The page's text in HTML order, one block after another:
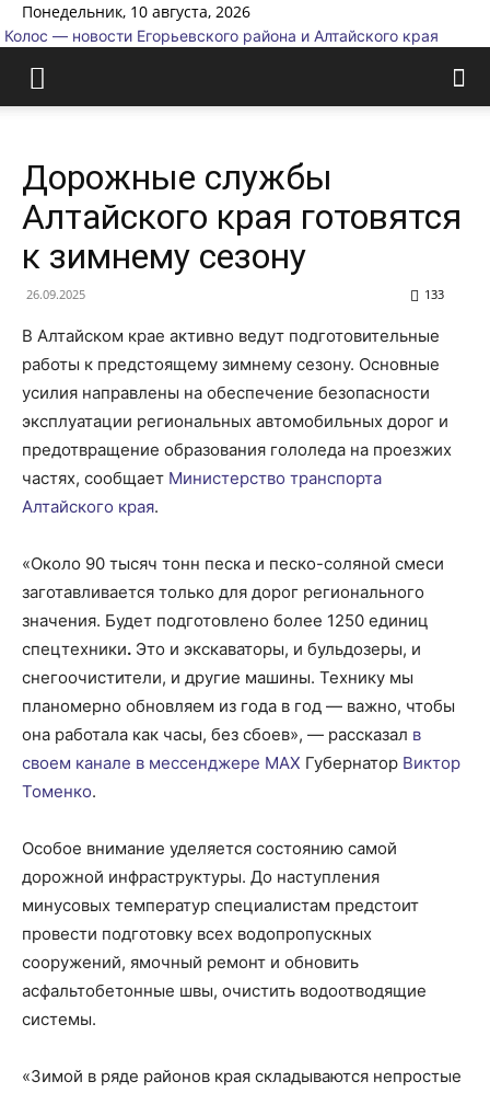
Понедельник, 10 августа, 2026
Колос — новости Егорьевского района и Алтайского края
Дорожные службы
Алтайского края готовятся
к зимнему сезону
26.09.2025 133
В Алтайском крае активно ведут подготовительные
работы к предстоящему зимнему сезону. Основные
усилия направлены на обеспечение безопасности
эксплуатации региональных автомобильных дорог и
предотвращение образования гололеда на проезжих
частях, сообщает Министерство транспорта
Алтайского края.
«Около 90 тысяч тонн песка и песко-соляной смеси
заготавливается только для дорог регионального
значения. Будет подготовлено более 1250 единиц
спецтехники. Это и экскаваторы, и бульдозеры, и
снегоочистители, и другие машины. Технику мы
планомерно обновляем из года в год — важно, чтобы
она работала как часы, без сбоев», — рассказал в
своем канале в мессенджере МАХ Губернатор Виктор
Томенко.
Особое внимание уделяется состоянию самой
дорожной инфраструктуры. До наступления
минусовых температур специалистам предстоит
провести подготовку всех водопропускных
сооружений, ямочный ремонт и обновить
асфальтобетонные швы, очистить водоотводящие
системы.
«Зимой в ряде районов края складываются непростые